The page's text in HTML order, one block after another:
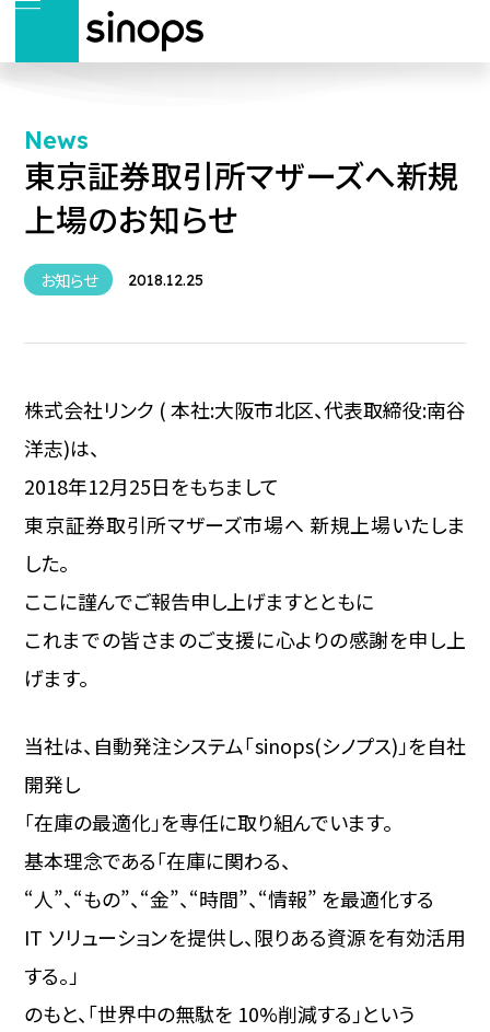
News
東京証券取引所マザーズへ新規
上場のお知らせ
お知らせ 2018.12.25
株式会社リンク ( 本社:大阪市北区、代表取締役:南谷
洋志)は、
2018年12月25日をもちまして
東京証券取引所マザーズ市場へ 新規上場いたしま
した。
ここに謹んでご報告申し上げますとともに
これまでの皆さまのご支援に心よりの感謝を申し上
げます。
当社は、自動発注システム「sinops(シノプス)」を自社
開発し
「在庫の最適化」を専任に取り組んでいます。
基本理念である「在庫に関わる、
“人”、“もの”、“金”、“時間”、“情報” を最適化する
IT ソリューションを提供し、限りある資源を有効活用
する。」
のもと、「世界中の無駄を 10%削減する」という